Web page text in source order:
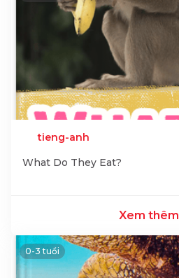
tieng-anh
What Do They Eat?
Xem thêm
0-3 tuổi